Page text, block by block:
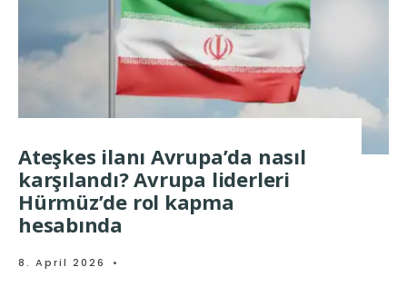
Ateşkes ilanı Avrupa’da nasıl
karşılandı? Avrupa liderleri
Hürmüz’de rol kapma
hesabında
8. April 2026 •